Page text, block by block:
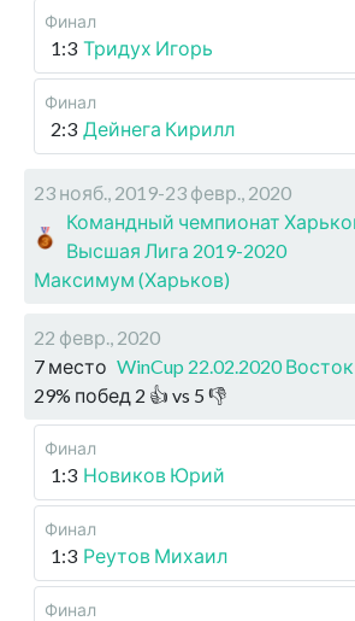
Финал
1:3 Тридух Игорь
Финал
2:3 Дейнега Кирилл
23 нояб., 2019-23 февр., 2020
Командный чемпионат
Высшая Лига 2019-2020
Максимум (Харьков)
22 февр., 2020
7 место WinCup 22.02.2020 Восток
29% побед 2 👍 vs 5 👎
Финал
1:3 Новиков Юрий
Финал
1:3 Реутов Михаил
Финал